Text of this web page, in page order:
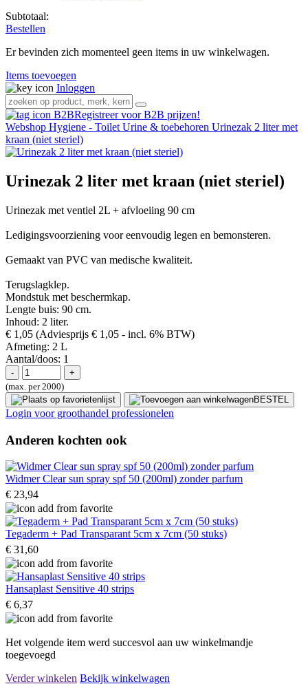
Subtotaal:
Bestellen
Er bevinden zich momenteel geen items in uw winkelwagen.
Items toevoegen
Inloggen
Registreer voor B2B prijzen!
Webshop Hygiene - Toilet Urine & toebehoren Urinezak 2 liter met
kraan (niet steriel)
Urinezak 2 liter met kraan (niet steriel)
Urinezak met ventiel 2L + afvloeiing 90 cm
Ledigingsvoorziening voor eenvoudig legen en bemonsteren.
Gemaakt van PVC van medische kwaliteit.
Terugslagklep.
Mondstuk met beschermkap.
Lengte buis: 90 cm.
Inhoud: 2 liter.
€ 1,05 (Adviesprijs € 1,05 - incl. 6% BTW)
Afmeting: 2 L
Aantal/doos: 1
(max. per 2000)
BESTEL
Login voor groothandel professionelen
Anderen kochten ook
Widmer Clear sun spray spf 50 (200ml) zonder parfum
€ 23,94
Tegaderm + Pad Transparant 5cm x 7cm (50 stuks)
€ 31,60
Hansaplast Sensitive 40 strips
€ 6,37
Het volgende item werd succesvol aan uw winkelmandje
toegevoegd
Verder winkelen Bekijk winkelwagen